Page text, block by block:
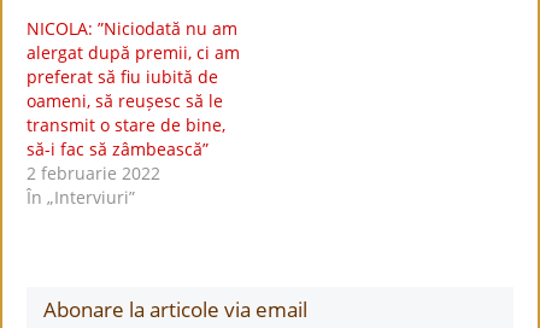
NICOLA: ”Niciodată nu am
alergat după premii, ci am
preferat să fiu iubită de
oameni, să reușesc să le
transmit o stare de bine,
să-i fac să zâmbească”
2 februarie 2022
În „Interviuri”
Abonare la articole via email